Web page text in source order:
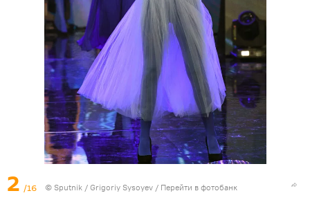
2 /16 © Sputnik / Grigoriy Sysoyev / Перейти в фотобанк